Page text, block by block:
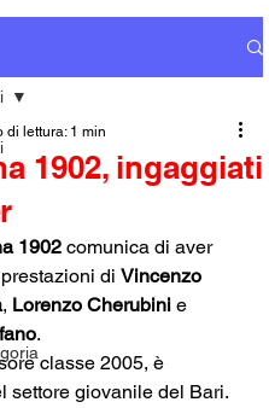
1902, ingaggiati
di lettura: 1 min
1902 comunica di aver
di Vincenzo
, Lorenzo Cherubini e
.
classe 2005, è
settore giovanile del Bari.